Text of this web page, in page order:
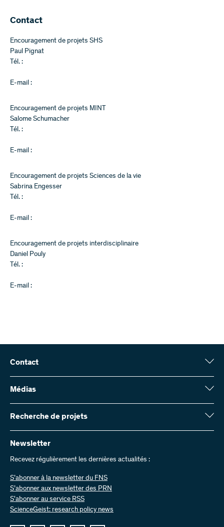
Contact
Encouragement de projets SHS
Paul Pignat
Tél. :
E-mail :
Encouragement de projets MINT
Salome Schumacher
Tél. :
E-mail :
Encouragement de projets Sciences de la vie
Sabrina Engesser
Tél. :
E-mail :
Encouragement de projets interdisciplinaire
Daniel Pouly
Tél. :
E-mail :
Contact
Fonds national suisse (FNS)
Wildhainweg 3
Contactez-nous
Envoyer des factures
Travailler chez nous
Offres d’emploi
Médias
Service de presse
Rapport annuel
Recherche de projets
Vous trouverez ici des informations complètes sur les projets de
recherche et les subsides approuvés par le FNS :
Recherche de projets
Newsletter
Recevez régulièrement les dernières actualités :
S’abonner à la newsletter du FNS
S’abonner aux newsletter des PRN
S'abonner au service RSS
ScienceGeist: research policy news